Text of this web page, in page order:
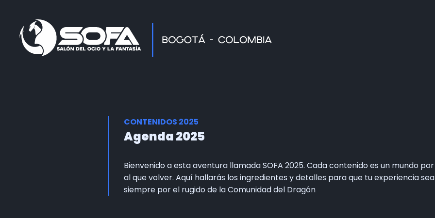
CONTENIDOS 2025
Agenda 2025
Bienvenido a esta aventura llamada SOFA 2025. Cada contenido es un mundo
al que volver. Aquí hallarás los ingredientes y detalles para que tu experiencia
siempre por el rugido de la Comunidad del Dragón